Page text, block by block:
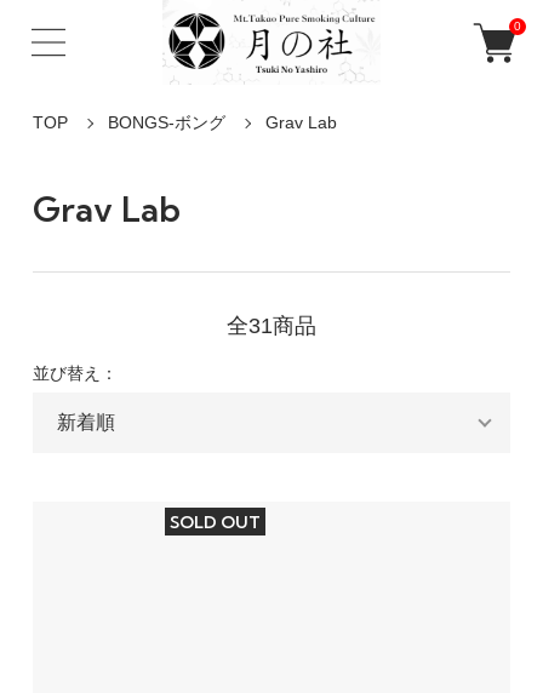
0
TOP BONGS-ボング Grav Lab
Grav Lab
全31商品
並び替え：
SOLD OUT